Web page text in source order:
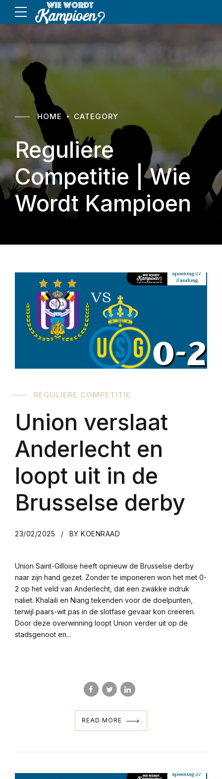
HOME CATEGORY
Reguliere
Competitie | Wie
Wordt Kampioen
REGULIERE COMPETITIE
Union verslaat
Anderlecht en
loopt uit in de
Brusselse derby
23/02/2025 BY KOENRAAD
Union Saint-Gilloise heeft opnieuw de Brusselse derby
naar zijn hand gezet. Zonder te imponeren won het met 0-
2 op het veld van Anderlecht, dat een zwakke indruk
naliet. Khalaili en Niang tekenden voor de doelpunten,
terwijl paars-wit pas in de slotfase gevaar kon creëren.
Door deze overwinning loopt Union verder uit op de
stadsgenoot en...
READ MORE